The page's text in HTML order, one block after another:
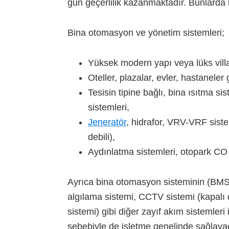
gün geçerlilik kazanmaktadır.
Bina otomasyon ve yönetim sistemleri;
Yüksek modern yapı veya lüks
Oteller, plazalar, evler,
Tesisin tipine bağlı, bina ısıtma
sistemleri,
Jeneratör, hidrafor, VRV-VRF
debili),
Aydınlatma sistemleri, otopark
Ayrıca bina otomasyon sisteminin
algılama sistemi, CCTV sistemi
sistemi) gibi diğer zayıf akım
sebebiyle de işletme genelinde